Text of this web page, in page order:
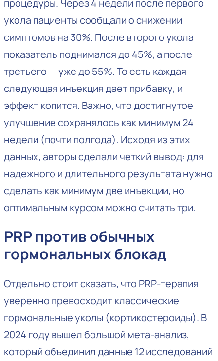
процедуры. Через 4 недели после первого
укола пациенты сообщали о снижении
симптомов на 30%. После второго укола
показатель поднимался до 45%, а после
третьего — уже до 55%. То есть каждая
следующая инъекция дает прибавку, и
эффект копится. Важно, что достигнутое
улучшение сохранялось как минимум 24
недели (почти полгода). Исходя из этих
данных, авторы сделали четкий вывод: для
надежного и длительного результата нужно
сделать как минимум две инъекции, но
оптимальным курсом можно считать три.
PRP против обычных
гормональных блокад
Отдельно стоит сказать, что PRP-терапия
уверенно превосходит классические
гормональные уколы (кортикостероиды). В
2024 году вышел большой мета-анализ,
который объединил данные 12 исследований